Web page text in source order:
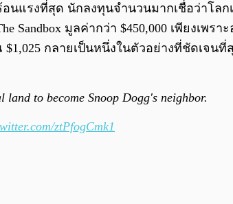
ร้อนแรงที่สุด นักลงทุนจำนวนมากเชื่อว่า
Sandbox มูลค่ากว่า $450,000 เพียงเพ
กลายเป็นหนึ่งในตัวอย่างที่ชัดเจน
to become Snoop Dogg's neighbor.
ztPfogCmk1